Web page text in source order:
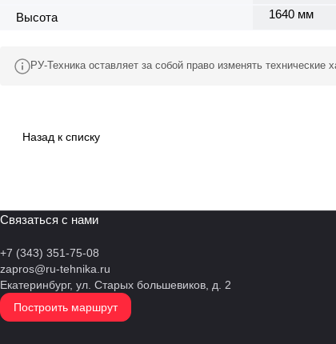
Высота 1640 мм
РУ-Техника оставляет за собой право изменять
Назад к списку
Связаться с нами
+7 (343) 351-75-08
zapros@ru-tehnika.ru
Екатеринбург, ул. Старых большевиков, д. 2
Построить маршрут